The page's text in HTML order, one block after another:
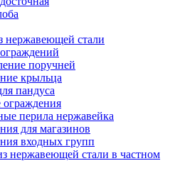
нержавеющей стали
поручней
крыльца
пандуса
перила нержавейка
для магазинов
входных групп
нержавеющей стали в частном